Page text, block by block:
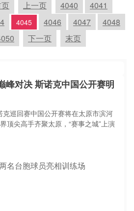
上一页 4040
4041
4045 4046 4047
4048
下一页 末页
峰对决 斯诺克中国公开赛明
巡回赛中国公开赛将在太原市滨河
顶尖高手齐聚太原，“赛事之城”上演